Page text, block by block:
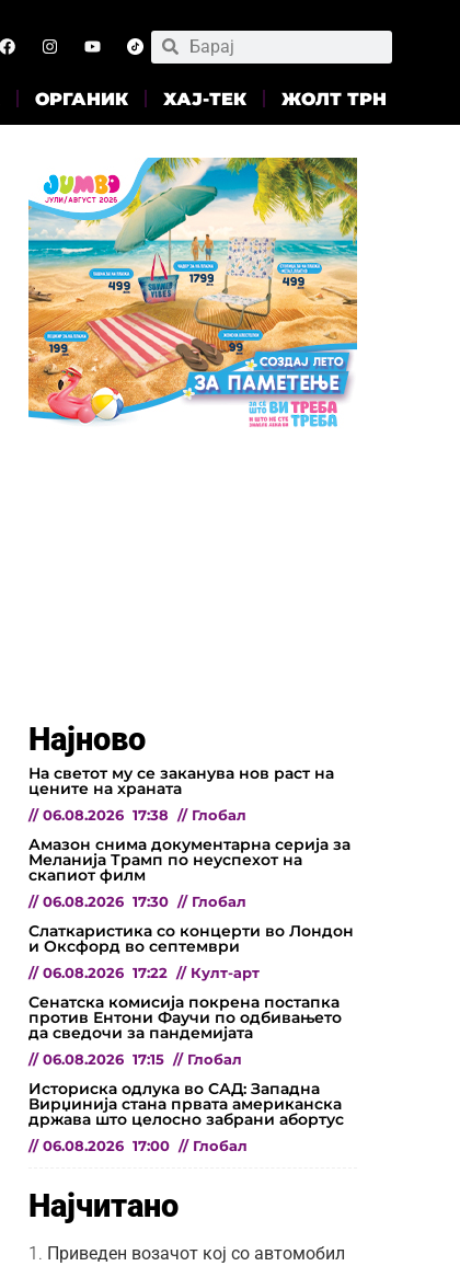
ОРГАНИК ХАЈ-ТЕК ЖОЛТ ТРН
Најново
На светот му се заканува нов раст на
цените на храната
// 06.08.2026 17:38 // Глобал
Амазон снима документарна серија за
Меланија Трамп по неуспехот на
скапиот филм
// 06.08.2026 17:30 // Глобал
Слаткаристика со концерти во Лондон
и Оксфорд во септември
// 06.08.2026 17:22 // Култ-арт
Сенатска комисија покрена постапка
против Ентони Фаучи по одбивањето
да сведочи за пандемијата
// 06.08.2026 17:15 // Глобал
Историска одлука во САД: Западна
Вирџинија стана првата американска
држава што целосно забрани абортус
// 06.08.2026 17:00 // Глобал
Најчитано
Приведен возачот кој со автомобил